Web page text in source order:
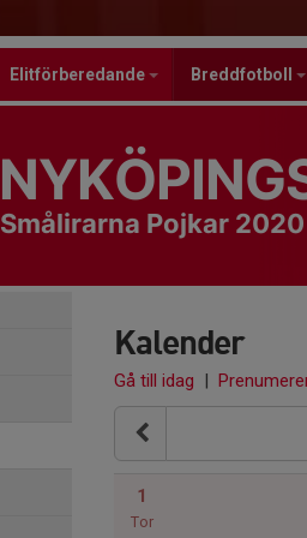
Elitförberedande Breddfotboll
Smålirarna Pojkar
Kalender
Gå till idag |
1
Tor